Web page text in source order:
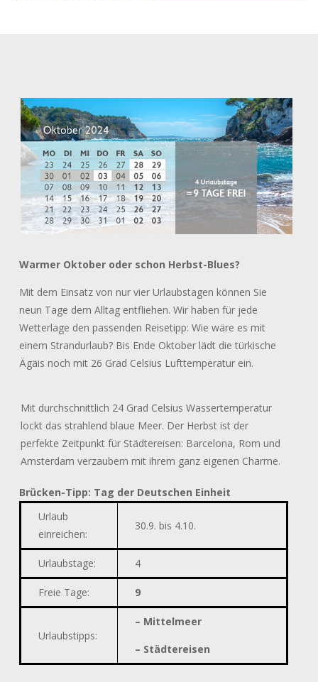
Warmer Oktober oder schon Herbst-Blues?
Mit dem Einsatz von nur vier Urlaubstagen können Sie
neun Tage dem Alltag entfliehen. Wir haben für jede
Wetterlage den passenden Reisetipp: Wie wäre es mit
einem Strandurlaub? Bis Ende Oktober lädt die türkische
Ägäis noch mit 26 Grad Celsius Lufttemperatur ein.
Mit durchschnittlich 24 Grad Celsius Wassertemperatur
lockt das strahlend blaue Meer. Der Herbst ist der
perfekte Zeitpunkt für Städtereisen: Barcelona, Rom und
Amsterdam verzaubern mit ihrem ganz eigenen Charme.
Brücken-Tipp: Tag der Deutschen Einheit
Urlaub
einreichen:
30.9. bis 4.10.
Urlaubstage: 4
Freie Tage: 9
Urlaubstipps:
– Mittelmeer
– Städtereisen